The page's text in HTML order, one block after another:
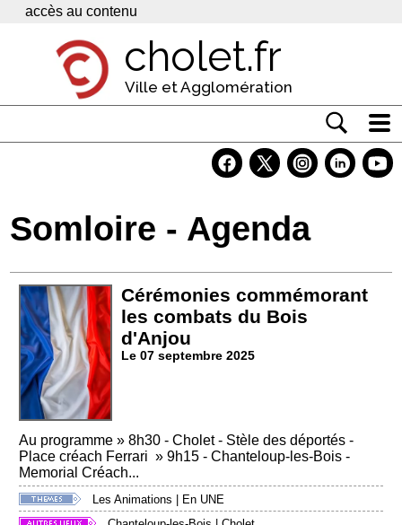
Panneau de gestion des cookies
accès au contenu
cholet.fr
Ville et Agglomération
Economie
Services
Contacts
Somloire - Agenda
Cérémonies commémorant
les combats du Bois
d'Anjou
Le 07 septembre 2025
Au programme » 8h30 - Cholet - Stèle des déportés -
Place créach Ferrari » 9h15 - Chanteloup-les-Bois -
Memorial Créach...
Les Animations
En UNE